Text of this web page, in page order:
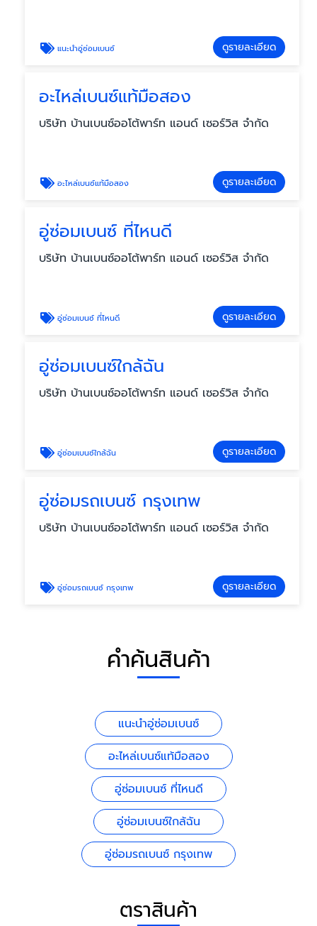
แนะนำอู่ซ่อมเบนซ์ ดูรายละเอียด
อะไหล่เบนซ์แท้มือสอง
บริษัท บ้านเบนซ์ออโต้พาร์ท แอนด์ เซอร์วิส จำกัด
อะไหล่เบนซ์แท้มือสอง ดูรายละเอียด
อู่ซ่อมเบนซ์ ที่ไหนดี
บริษัท บ้านเบนซ์ออโต้พาร์ท แอนด์ เซอร์วิส จำกัด
อู่ซ่อมเบนซ์ ที่ไหนดี ดูรายละเอียด
อู่ซ่อมเบนซ์ใกล้ฉัน
บริษัท บ้านเบนซ์ออโต้พาร์ท แอนด์ เซอร์วิส จำกัด
อู่ซ่อมเบนซ์ใกล้ฉัน ดูรายละเอียด
อู่ซ่อมรถเบนซ์ กรุงเทพ
บริษัท บ้านเบนซ์ออโต้พาร์ท แอนด์ เซอร์วิส จำกัด
อู่ซ่อมรถเบนซ์ กรุงเทพ ดูรายละเอียด
คำค้นสินค้า
แนะนำอู่ซ่อมเบนซ์
อะไหล่เบนซ์แท้มือสอง
อู่ซ่อมเบนซ์ ที่ไหนดี
อู่ซ่อมเบนซ์ใกล้ฉัน
อู่ซ่อมรถเบนซ์ กรุงเทพ
ตราสินค้า